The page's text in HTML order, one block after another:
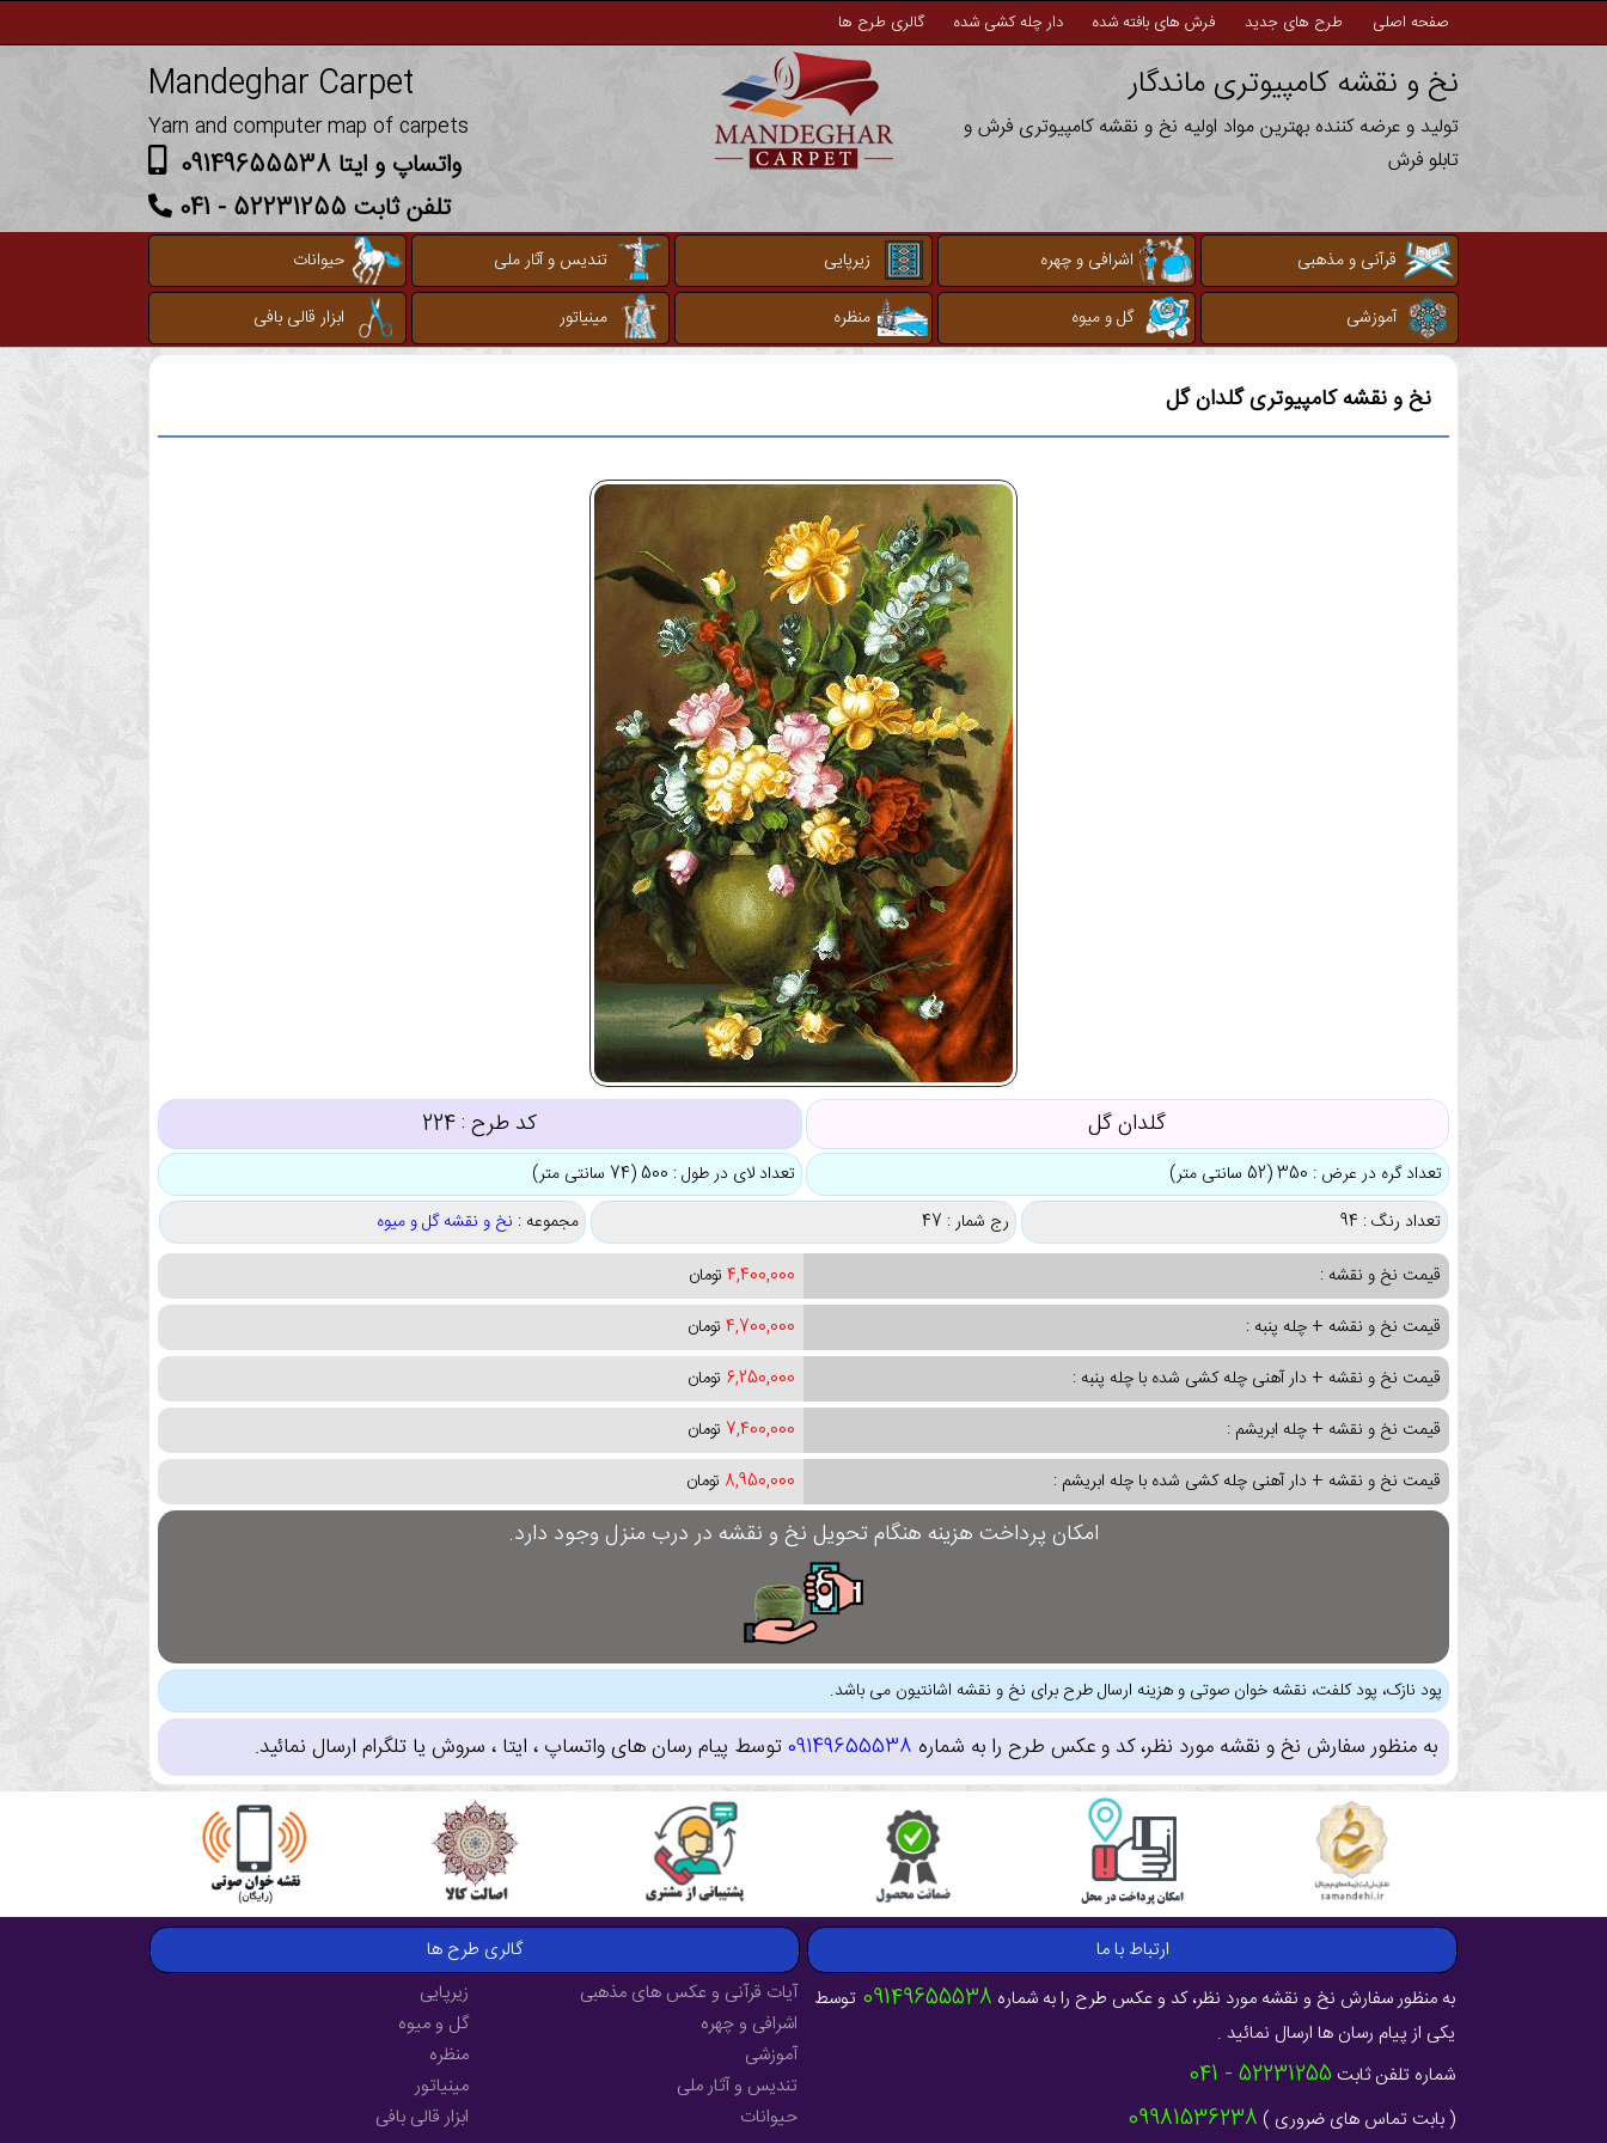
صفحه اصلی طرح های جدید فرش های بافته شده دار چله کشی شده گالری طرح ها
نخ و نقشه کامپیوتری ماندگار
تولید و عرضه کننده بهترین مواد اولیه نخ و نقشه کامپیوتری فرش و
تابلو فرش
Mandeghar Carpet
Yarn and computer map of carpets
واتساپ و ایتا 09149655538
تلفن ثابت 52231255 - 041
قرآنی و مذهبی اشرافی و چهره زیرپایی تندیس و آثار ملی
حیوانات
آموزشی
گل و میوه منظره مینیاتور ابزار قالی بافی
نخ و نقشه کامپیوتریگلدان گل
گلدان گل کد طرح :224
تعداد گره در عرض : 350 (52 سانتی متر)
تعداد لای در طول : 500 (74 سانتی متر)
تعداد رنگ : 94
رج شمار : 47 مجموعه : نخ و نقشه گل و میوه
قیمت نخ و نقشه :
4,400,000 تومان
قیمت نخ و نقشه + چله پنبه :
4,700,000 تومان
قیمت نخ و نقشه + دار آهنی چله کشی شده با چله پنبه :
6,250,000 تومان
قیمت نخ و نقشه + چله ابریشم :
7,400,000 تومان
قیمت نخ و نقشه + دار آهنی چله کشی شده با چله ابریشم :
8,950,000 تومان
امکان پرداخت هزینه هنگام تحویل نخ و نقشه در درب منزل وجود دارد.
پود نازک، پود کلفت، نقشه خوان صوتی و هزینه ارسال طرح برای نخ و نقشه اشانتیون می باشد.
به منظور سفارش نخ و نقشه مورد نظر، کد و عکس طرح را به شماره 09149655538توسط پیام رسان های واتساپ ، ایتا ، سروش یا تلگرام ارسال نمائید.
ارتباط با ما
به منظور سفارش نخ و نقشه مورد نظر، کد و عکس طرح را به شماره 09149655538 توسط
یکی از پیام رسان ها ارسال نمائید .
شماره تلفن ثابت 52231255 - 041
( بابت تماس های ضروری ) 09981536238
گالری طرح ها
آیات قرآنی و عکس های مذهبی
اشرافی و چهره
آموزشی
تندیس و آثار ملی
حیوانات
زیرپایی
گل و میوه
منظره
مینیاتور
ابزار قالی بافی